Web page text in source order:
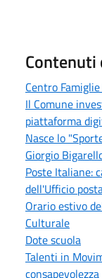
Centro
Il Comune
piattaforma
Nasce lo
Giorgio
Poste Italiane:
dell'Ufficio
Orario estivo
Culturale
Dote scuola
Talenti in
consapevolezza